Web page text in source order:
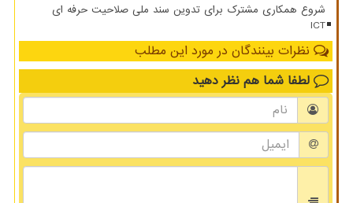
شروع همکاری مشترک برای تدوین سند ملی صلاحیت حرفه ای
ICT
نظرات بینندگان در مورد این مطلب
لطفا شما هم نظر دهید